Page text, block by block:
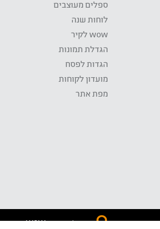
ספלים מעוצבים
לוחות שנה
wow לקיר
הגדלת תמונות
הגדות לפסח
מועדון לקוחות
מפת אתר
התשלום באתר WOW מאובטח בטכנולוגית SSL